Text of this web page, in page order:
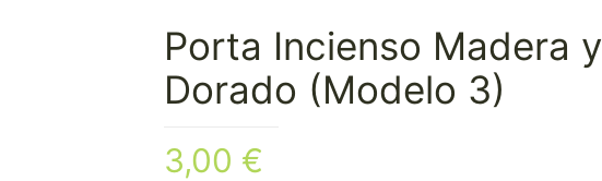
Porta Incienso Madera y
Dorado (Modelo 3)
3,00 €